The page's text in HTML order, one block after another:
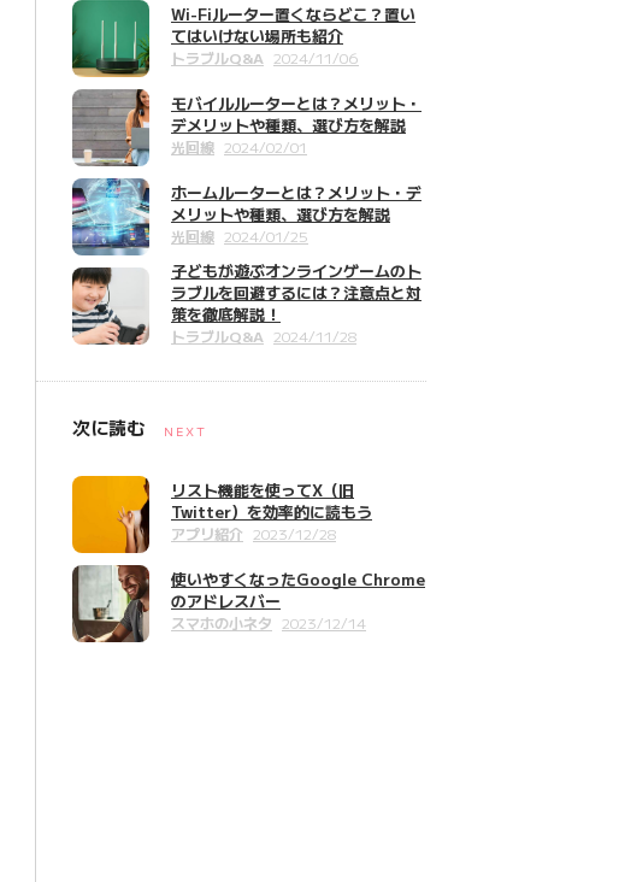
Wi-Fiルーター置くならどこ？置い
てはいけない場所も紹介
トラブルQ&A 2024/11/06
モバイルルーターとは？メリット・
デメリットや種類、選び方を解説
光回線 2024/02/01
ホームルーターとは？メリット・デ
メリットや種類、選び方を解説
光回線 2024/01/25
子どもが遊ぶオンラインゲームのト
ラブルを回避するには？注意点と対
策を徹底解説！
トラブルQ&A 2024/11/28
次に読む NEXT
リスト機能を使ってX（旧
Twitter）を効率的に読もう
アプリ紹介 2023/12/28
使いやすくなったGoogle Chrome
のアドレスバー
スマホの小ネタ 2023/12/14